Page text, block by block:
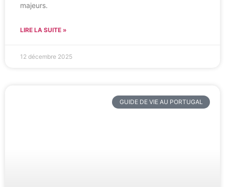
majeurs.
LIRE LA SUITE »
12 décembre 2025
GUIDE DE VIE AU PORTUGAL